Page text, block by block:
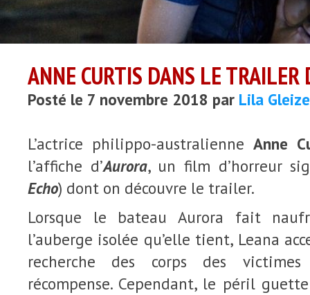
ANNE CURTIS DANS LE TRAILER
Posté le 7 novembre 2018 par Lila
L’actrice philippo-australienne Anne
l’affiche d’Aurora, un film d’horreur
Echo) dont on découvre le trailer.
Lorsque le bateau Aurora fait
l’auberge isolée qu’elle tient, Leana
recherche des corps des
récompense. Cependant, le péril